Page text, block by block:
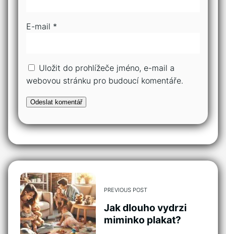
E-mail *
Uložit do prohlížeče jméno, e-mail a
webovou stránku pro budoucí komentáře.
PREVIOUS POST
Jak dlouho vydrzi
miminko plakat?